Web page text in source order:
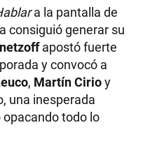
a la pantalla de
consiguió generar su
apostó fuerte
y convocó a
, Martín Cirioy
una inesperada
todo lo